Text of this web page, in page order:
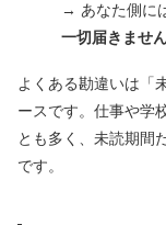
→ あなた側に
一切届きませ
よくある勘違いは「
ースです。仕事や学
とも多く、未読期間
です。